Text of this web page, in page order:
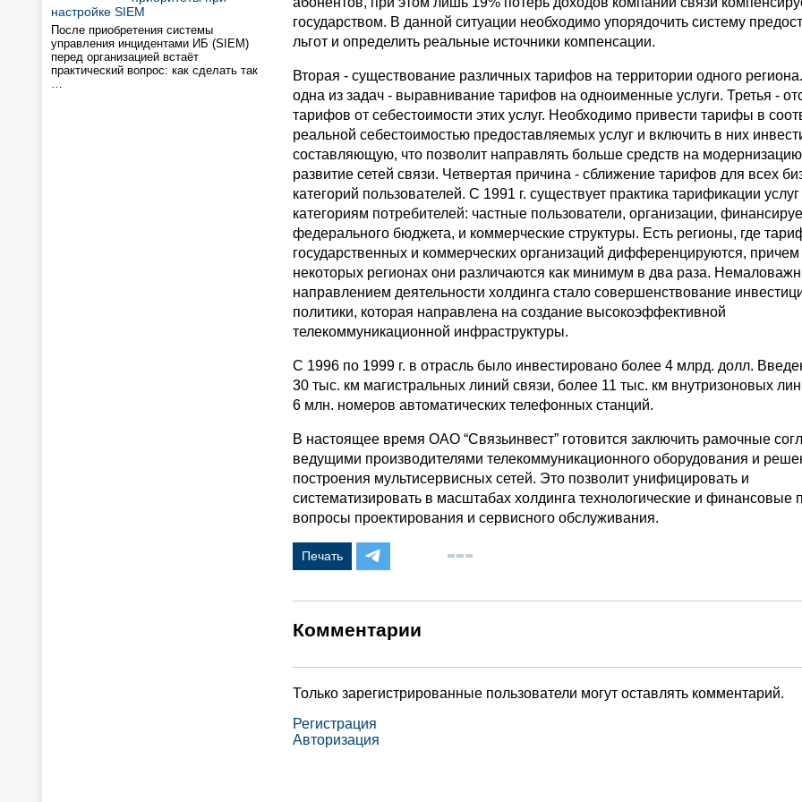
настройке SIEM
После приобретения системы
управления инцидентами ИБ (SIEM)
перед организацией встаёт
практический вопрос: как сделать так
…
государством. В данной ситуации необходимо упорядочить систему
льгот и определить реальные источники компенсации.
Вторая - существование различных тарифов на территории одного
одна из задач - выравнивание тарифов на одноименные услуги. Третья -
тарифов от себестоимости этих услуг. Необходимо привести тарифы в
реальной себестоимостью предоставляемых услуг и включить в них
составляющую, что позволит направлять больше средств на
развитие сетей связи. Четвертая причина - сближение тарифов для всех
категорий пользователей. С 1991 г. существует практика тарификации
категориям потребителей: частные пользователи, организации,
федерального бюджета, и коммерческие структуры. Есть регионы, где
государственных и коммерческих организаций дифференцируются, причем
некоторых регионах они различаются как минимум в два раза.
направлением деятельности холдинга стало совершенствование
политики, которая направлена на создание высокоэффективной
телекоммуникационной инфраструктуры.
С 1996 по 1999 г. в отрасль было инвестировано более 4 млрд. долл.
30 тыс. км магистральных линий связи, более 11 тыс. км внутризоновых
6 млн. номеров автоматических телефонных станций.
В настоящее время ОАО “Связьинвест” готовится заключить рамочные
ведущими производителями телекоммуникационного оборудования и
построения мультисервисных сетей. Это позволит унифицировать и
систематизировать в масштабах холдинга технологические и финансовые
вопросы проектирования и сервисного обслуживания.
Печать
Комментарии
Только зарегистрированные пользователи могут оставлять комментарий.
Регистрация
Авторизация